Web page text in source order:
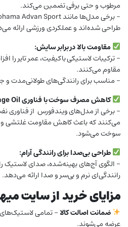
مرطوب و حتی برفی تضمین می‌کند.
طراحی شده‌اند و عملکردی ورزشی ارائه
مقاومت بالا در برابر سایش:
– ترکیبات لاستیکی باکیفیت، عمر تایر را
مقاوم می‌کنند.
– مناسب برای رانندگی‌های طولانی‌مدت و
کاهش مصرف سوخت با فناوری Orange Oil
می‌کنند که باعث کاهش مقاومت غلتشی و
سوخت می‌شود.
طراحی بی‌صدا برای رانندگی آرام:
– الگوی آج‌های بهینه‌شده، صدای لاستیک
رانندگی‌ای نرم و بی‌سر و صدا ارائه می‌دهد.
مزایای خرید از سایت
ضمانت اصالت کالا – تمامی
عرضه می‌شوند.